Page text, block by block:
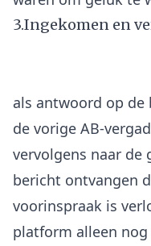
3.Ingekomen en
als antwoord op de
de vorige AB-
vervolgens naar de
bericht ontvangen
voorinspraak is
platform alleen